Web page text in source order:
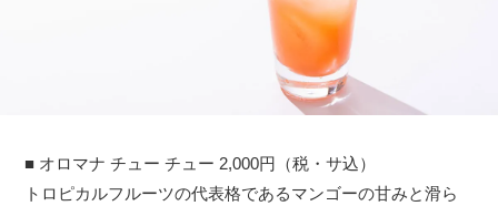
■ オロマナ チュー チュー 2,000円（税・サ込）
トロピカルフルーツの代表格であるマンゴーの甘みと滑ら